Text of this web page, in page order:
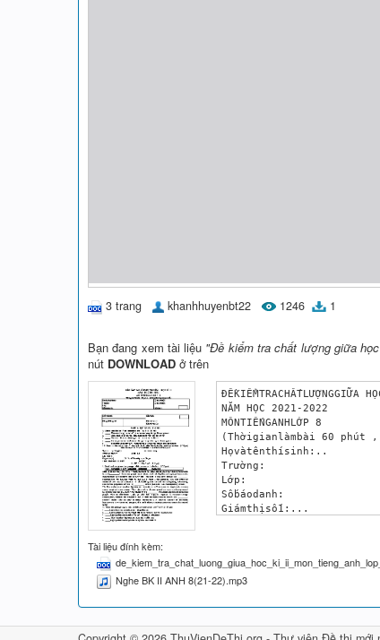
3 trang khanhhuyenbt22 1246 1
Bạn đang xem tài liệu "Đề kiểm tra chất lượng giữa
nút DOWNLOAD ở trên
ĐỀKIỂMTRACHẤTLƯỢNGGIỮA
NĂM HỌC 2021-2022
MÔNTIẾNGANHLỚP 8
(Thờigianlàmbài 60 phút ,
Họvàtênthísinh:..
Trường:
Lớp:
Sốbáodanh:
Giámthịsố1:...
BằngsốBằngchữ
Sốphách
Giámkhảo 2:
I. Listen and decide if
Tài liệu đính kèm:
Nghe BK II ANH 8(21-22).mp3